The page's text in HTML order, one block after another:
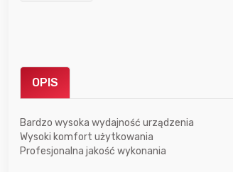
OPIS
Bardzo wysoka wydajność urządzenia
Wysoki komfort użytkowania
Profesjonalna jakość wykonania
10 godzin temu